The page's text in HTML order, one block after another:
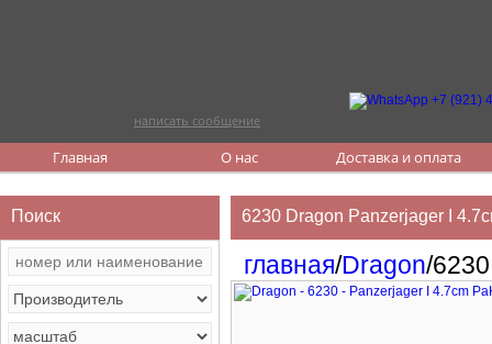
написать сообщение
Главная О нас Доставка и оплата
Поиск 6230 Dragon Panzerjager I
главная/Dragon/6230